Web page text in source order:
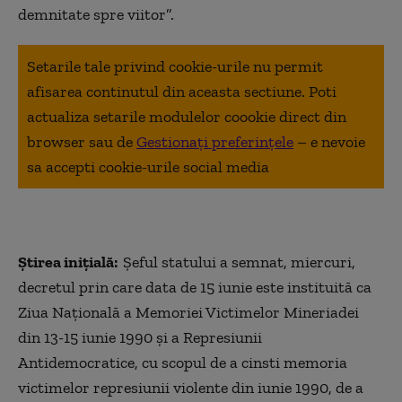
demnitate spre viitor”.
Setarile tale privind cookie-urile nu permit
afisarea continutul din aceasta sectiune. Poti
actualiza setarile modulelor coookie direct din
browser sau deGestionați preferințele – e nevoie
sa accepti cookie-urile social media
Știrea inițială: Şeful statului a semnat, miercuri,
decretul prin care data de 15 iunie este instituită ca
Ziua Naţională a Memoriei Victimelor Mineriadei
din 13-15 iunie 1990 şi a Represiunii
Antidemocratice, cu scopul de a cinsti memoria
victimelor represiunii violente din iunie 1990, de a